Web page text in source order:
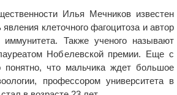
Илья Мечников известен
клеточного фагоцитоза и автор
иммунитета. Также ученого называют
Нобелевской премии. Еще с
понятно, что мальчика ждет большое
профессором университета в